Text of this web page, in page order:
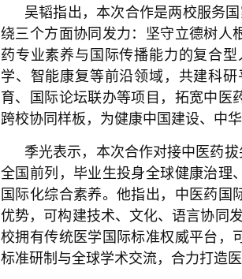
吴韬指出，本次合作是两校服务
绕三个方面协同发力：坚守立德树人
药专业素养与国际传播能力的复合
学、智能康复等前沿领域，共建科
育、国际论坛联办等项目，拓宽中医
跨校协同样板，为健康中国建设、中
季光表示，本次合作对接中医药
全国前列，毕业生投身全球健康治理
国际化综合素养。他指出，中医药国
优势，可构建技术、文化、语言协同
校拥有传统医学国际标准权威平台，
标准研制与全球学术交流，合力打造